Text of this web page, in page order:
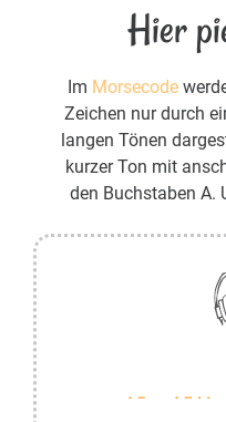
Hier
Im Morsecode
Zeichen nur durch
langen Tönen
kurzer Ton mit
den Buchstaben A.